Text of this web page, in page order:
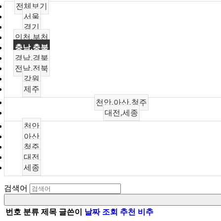
전체보기
서울
경기
인천,부천
충남,충북
경남,경북
전남,전북
강원
제주
천안,아산,청주
대전,세종
천안
아산
청주
대전
세종
검색어
번호 분류 제목 글쓴이 날짜 조회 추천 비추